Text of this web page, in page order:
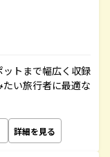
トまで幅広く収録
い旅行者に最適な
詳細を見る